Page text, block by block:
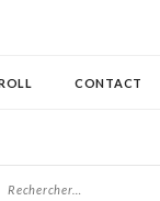
CONTACT